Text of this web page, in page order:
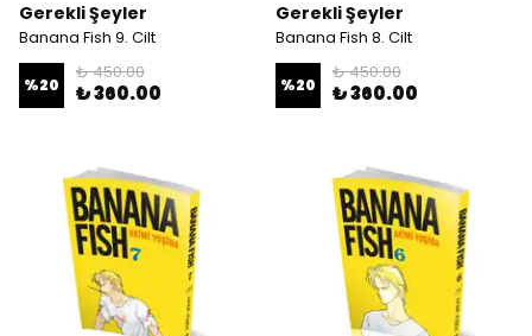
Gerekli Şeyler
Banana Fish 9. Cilt
%20
₺ 450.00
₺ 360.00
Gerekli Şeyler
Banana Fish 8. Cilt
%20
₺ 450.00
₺ 360.00